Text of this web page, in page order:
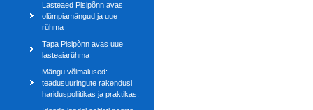
Lasteaed Pisipõnn avas
olümpiamängud ja uue
rühma
Tapa Pisipõnn avas uue
lasteaiarühma
Mängu võimalused:
teadusuuringute rakendusi
hariduspoliitikas ja praktikas.